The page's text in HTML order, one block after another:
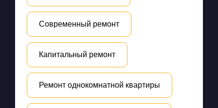
Современный ремонт
Капитальный ремонт
Ремонт однокомнатной квартиры